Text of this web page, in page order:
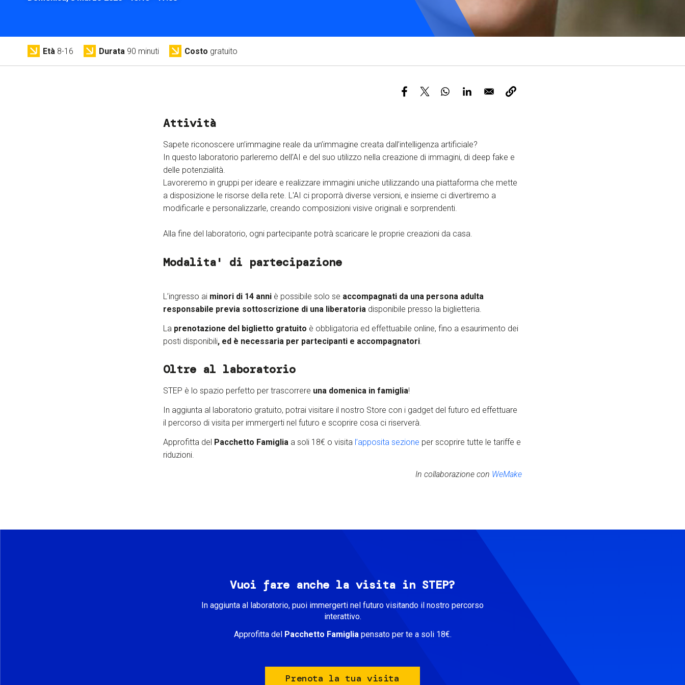
Servizi e accessibilità
Contatti
FAQ
Età 8-16 Durata 90 minuti Costo gratuito
Attività
Sapete riconoscere un’immagine reale da un’immagine creata dall’intelligenza artificiale?
In questo laboratorio parleremo dell’AI e del suo utilizzo nella creazione di immagini, di deep fake e
delle potenzialità.
Lavoreremo in gruppi per ideare e realizzare immagini uniche utilizzando una piattaforma che mette
a disposizione le risorse della rete. L'AI ci proporrà diverse versioni, e insieme ci divertiremo a
modificarle e personalizzarle, creando composizioni visive originali e sorprendenti.
Alla fine del laboratorio, ogni partecipante potrà scaricare le proprie creazioni da casa.
Modalita' di partecipazione
L’ingresso ai minori di 14 anni è possibile solo se accompagnati da una persona adulta
responsabile previa sottoscrizione di una liberatoria disponibile presso la biglietteria.
La prenotazione del biglietto gratuito è obbligatoria ed effettuabile online, fino a esaurimento dei
posti disponibili, ed è necessaria per partecipanti e accompagnatori
Oltre al laboratorio
STEP è lo spazio perfetto per trascorrere una domenica in famiglia!
In aggiunta al laboratorio gratuito, potrai visitare il nostro Store con i gadget del futuro ed effettuare
il percorso di visita per immergerti nel futuro e scoprire cosa ci riserverà.
Approfitta del Pacchetto Famiglia a soli 18€ o visita l’apposita sezione per scoprire tutte le tariffe e
riduzioni.
In collaborazione con WeMake
Vuoi fare anche la visita in STEP?
In aggiunta al laboratorio, puoi immergerti nel futuro visitando il nostro percorso
interattivo.
Approfitta del Pacchetto Famiglia pensato per te a soli 18€.
Prenota la tua visita